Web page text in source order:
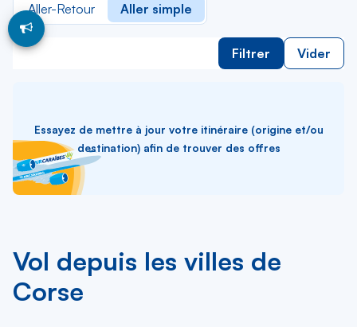
Aller-Retour Aller simple
Filtrer Vider
Essayez de mettre à jour votre itinéraire (origine et/ou
destination) afin de trouver des offres
Vol depuis les villes de
Corse